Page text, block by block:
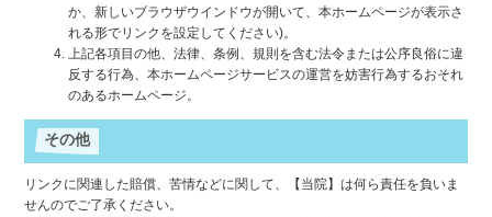
か、新しいブラウザウインドウが開いて、本ホームページが表示さ
れる形でリンクを設定してください)。
上記各項目の他、法律、条例、規則を含む法令または公序良俗に違
反する行為、本ホームページサービスの運営を妨害行為するおそれ
のあるホームページ。
その他
リンクに関連した賠償、苦情などに関して、【当院】は何ら責任を負いま
せんのでご了承ください。